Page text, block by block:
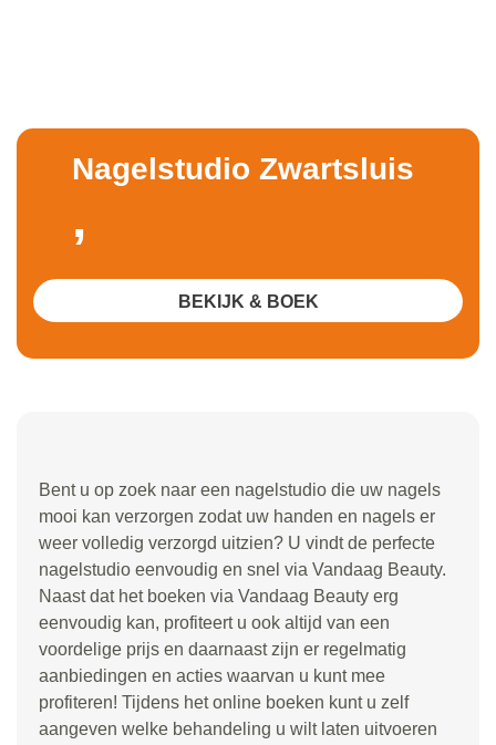
Bent u op zoek naar een nagelstudio die uw nagels
mooi kan verzorgen zodat uw handen en nagels er
weer volledig verzorgd uitzien? U vindt de perfecte
nagelstudio eenvoudig en snel via Vandaag Beauty.
Naast dat het boeken via Vandaag Beauty erg
eenvoudig kan, profiteert u ook altijd van een
voordelige prijs en daarnaast zijn er regelmatig
aanbiedingen en acties waarvan u kunt mee
profiteren! Tijdens het online boeken kunt u zelf
aangeven welke behandeling u wilt laten uitvoeren
Nagelstudio Zwartsluis
,
BEKIJK & BOEK